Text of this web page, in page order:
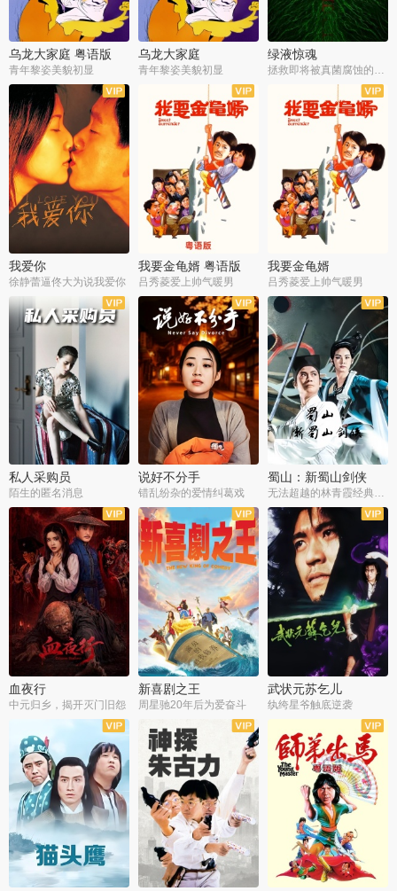
乌龙大家庭 粤语版
青年黎姿美貌初显
乌龙大家庭
青年黎姿美貌初显
绿液惊魂
拯救即将被真菌腐蚀的世界
我爱你
徐静蕾逼佟大为说我爱你
我要金龟婿 粤语版
吕秀菱爱上帅气暖男
我要金龟婿
吕秀菱爱上帅气暖男
私人采购员
陌生的匿名消息
说好不分手
错乱纷杂的爱情纠葛戏
蜀山：新蜀山剑侠
无法超越的林青霞经典角色
血夜行
中元归乡，揭开灭门旧怨
新喜剧之王
周星驰20年后为爱奋斗
武状元苏乞儿
纨绔星爷触底逆袭